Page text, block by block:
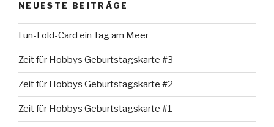
NEUESTE BEITRÄGE
Fun-Fold-Card ein Tag am Meer
Zeit für Hobbys Geburtstagskarte #3
Zeit für Hobbys Geburtstagskarte #2
Zeit für Hobbys Geburtstagskarte #1